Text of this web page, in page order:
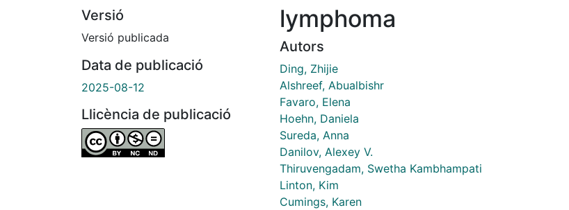
Versió
Versió publicada
Data de publicació
2025-08-12
Llicència de publicació
lymphoma
Autors
Ding, Zhijie
Alshreef, Abualbishr
Favaro, Elena
Hoehn, Daniela
Sureda, Anna
Danilov, Alexey V.
Thiruvengadam, Swetha Kambhampati
Linton, Kim
Cumings, Karen